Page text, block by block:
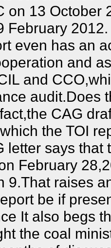
on 13 October
February
even has an
and
and
audit.Does
CAG
the TOI
letter says that
February
9.That raises
be if
It also begs
the coal